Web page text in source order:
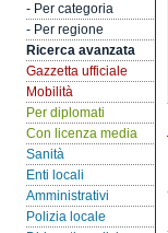
- Per categoria
- Per regione
Ricerca avanzata
Gazzetta ufficiale
Mobilità
Per diplomati
Con licenza media
Sanità
Enti locali
Amministrativi
Polizia locale